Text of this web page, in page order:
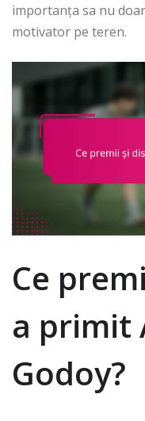
importanța sa nu
motivator pe teren.
Ce
a primit
Godoy?